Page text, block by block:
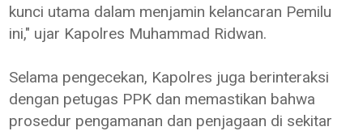
kunci utama dalam menjamin kelancaran Pemilu
ini," ujar Kapolres Muhammad Ridwan.
Selama pengecekan, Kapolres juga berinteraksi
dengan petugas PPK dan memastikan bahwa
prosedur pengamanan dan penjagaan di sekitar